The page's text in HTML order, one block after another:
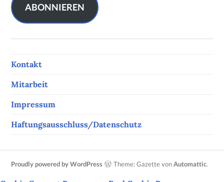
i
l
A
r
s
s
ABONNIEREN
Kontakt
Mitarbeit
Impressum
Haftungsausschluss/Datenschutz
Proudly powered by WordPress Theme: Gazette vonAutomattic.